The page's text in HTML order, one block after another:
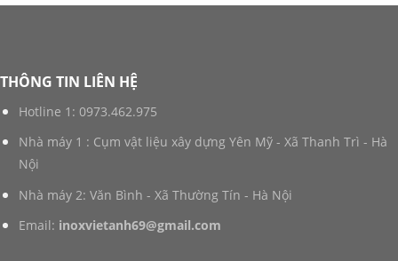
THÔNG TIN LIÊN HỆ
Hotline 1: 0973.462.975
Nhà máy 1 : Cụm vật liệu xây dựng Yên Mỹ - Xã Thanh Trì - Hà
Nội
Nhà máy 2: Văn Bình - Xã Thường Tín - Hà Nội
Email: inoxvietanh69@gmail.com